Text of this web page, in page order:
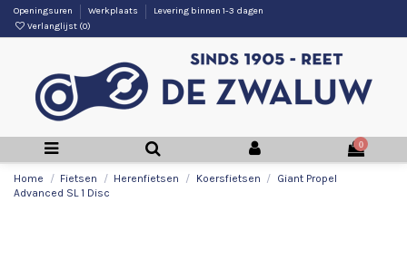
Openingsuren Werkplaats
Levering binnen 1-3 dagen
Verlanglijst (0)
0
Home Fietsen Herenfietsen Koersfietsen
Giant Propel
Advanced SL 1 Disc